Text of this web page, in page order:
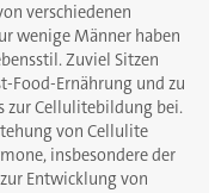
verschiedenen
wenige Männer haben
Zuviel Sitzen
Food-Ernährung und zu
zur Cellulitebildung bei.
von Cellulite
insbesondere der
Entwicklung von